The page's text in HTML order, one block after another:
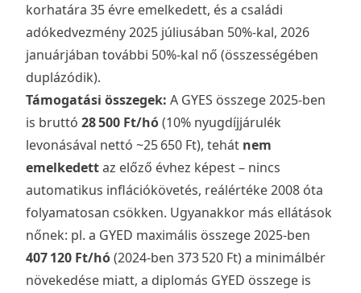
korhatára 35 évre emelkedett, és a családi
adókedvezmény 2025 júliusában 50%-kal, 2026
januárjában további 50%-kal nő (összességében
duplázódik).
Támogatási összegek: A GYES összege 2025-ben
is bruttó 28 500 Ft/hó(10% nyugdíjjárulék
levonásával nettó ~25 650 Ft), tehát nem
emelkedettaz előző évhez képest – nincs
automatikus inflációkövetés, reálértéke 2008 óta
folyamatosan csökken. Ugyanakkor más ellátások
nőnek: pl. a GYED maximális összege 2025-ben
407 120 Ft/hó(2024-ben 373 520 Ft) a minimálbér
növekedése miatt, a diplomás GYED összege is